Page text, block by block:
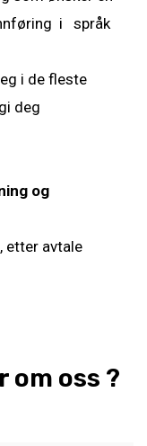
i språk
i de fleste
deg
og
etter avtale
om oss ?